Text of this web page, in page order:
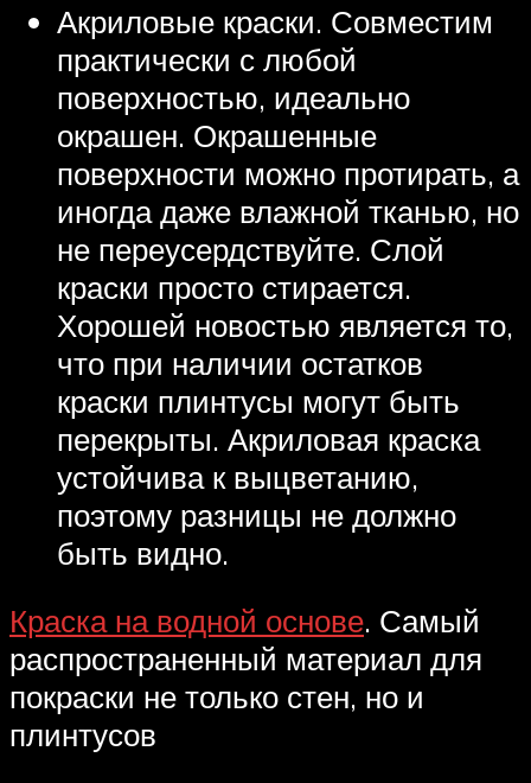
Акриловые краски. Совместим
практически с любой
поверхностью, идеально
окрашен. Окрашенные
поверхности можно протирать, а
иногда даже влажной тканью, но
не переусердствуйте. Слой
краски просто стирается.
Хорошей новостью является то,
что при наличии остатков
краски плинтусы могут быть
перекрыты. Акриловая краска
устойчива к выцветанию,
поэтому разницы не должно
быть видно.
Краска на водной основе. Самый
распространенный материал для
покраски не только стен, но и
плинтусов